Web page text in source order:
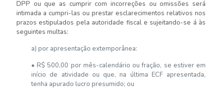
DPP ou que as cumprir com incorreções ou omissões será
intimada a cumpri-las ou prestar esclarecimentos relativos nos
prazos estipulados pela autoridade fiscal e sujeitando-se á às
seguintes multas:
a) por apresentação extemporânea:
• R$ 500,00 por mês-calendário ou fração, se estiver em
início de atividade ou que, na última ECF apresentada,
tenha apurado lucro presumido; ou